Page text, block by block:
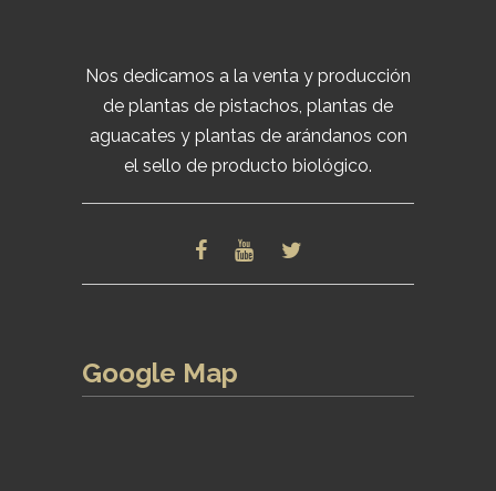
Nos dedicamos a la venta y producción
de plantas de pistachos, plantas de
aguacates y plantas de arándanos con
el sello de producto biológico.
Google Map